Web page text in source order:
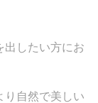
出したい方にお
り自然で美しい